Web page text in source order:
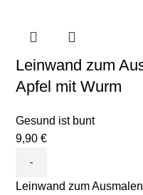
Leinwand zum
Apfel mit Wurm
Gesund ist bunt
9,90 €
Leinwand zum